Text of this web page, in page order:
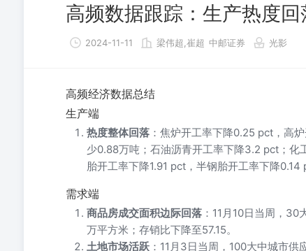
高频数据跟踪：生产热度
2024-11-11 梁伟超,崔超 中邮证券 光影
高频经济数据总结
生产端
热度整体回落 ：焦炉开工率下降0.25 pct，高
少0.88万吨；石油沥青开工率下降3.2 pct；化
胎开工率下降1.91 pct，半钢胎开工率下降0.14
需求端
商品房成交面积边际回落 ：11月10日当周，
万平方米；存销比下降至57.15。
土地市场活跃 ：11月3日当周，100大中城市